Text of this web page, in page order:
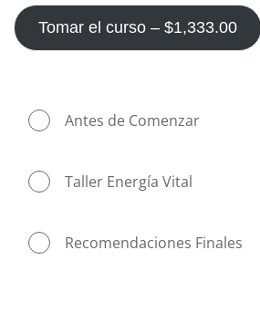
Tomar el curso – $1,333.00
Antes de Comenzar
Taller Energía Vital
Recomendaciones Finales